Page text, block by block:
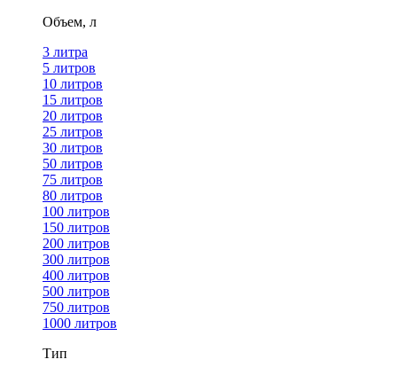
Объем, л
3 литра
5 литров
10 литров
15 литров
20 литров
25 литров
30 литров
50 литров
75 литров
80 литров
100 литров
150 литров
200 литров
300 литров
400 литров
500 литров
750 литров
1000 литров
Тип